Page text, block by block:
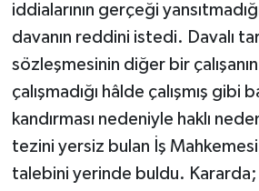
iddialarının gerçeği
davanın reddini istedi. Davalı
sözleşmesinin diğer bir çalışanın
çalışmadığı hâlde çalışmış gibi
kandırması nedeniyle haklı
tezini yersiz bulan İş
talebini yerinde buldu. Kararda;